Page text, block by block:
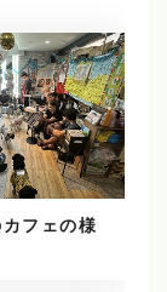
フェの様